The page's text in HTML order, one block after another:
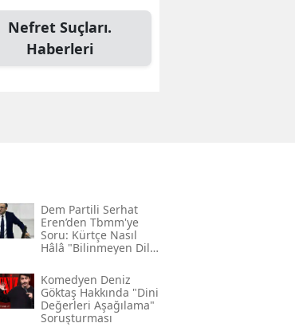
Nefret Suçları.
Haberleri
Dem Partili Serhat
Eren’den Tbmm'ye
Soru: Kürtçe Nasıl
Hâlâ "bilinmeyen Dil"
Gerekçesi Nedir?"
Komedyen Deniz
Göktaş Hakkında "dini
Değerleri Aşağılama"
Soruşturması